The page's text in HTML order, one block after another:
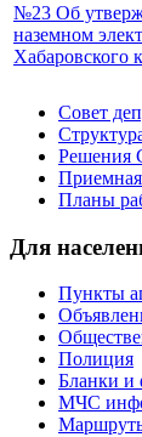
№23 Об
наземном
Хабаровского
Совет
Решения
Приемная
Планы
Для
Пункты
Полиция
Бланки и
МЧС